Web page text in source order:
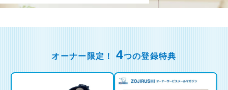
※オーナーサービスは日本国内にお住まいの個人の方向けサービスとなります
オーナー限定！ 4つの登録特典